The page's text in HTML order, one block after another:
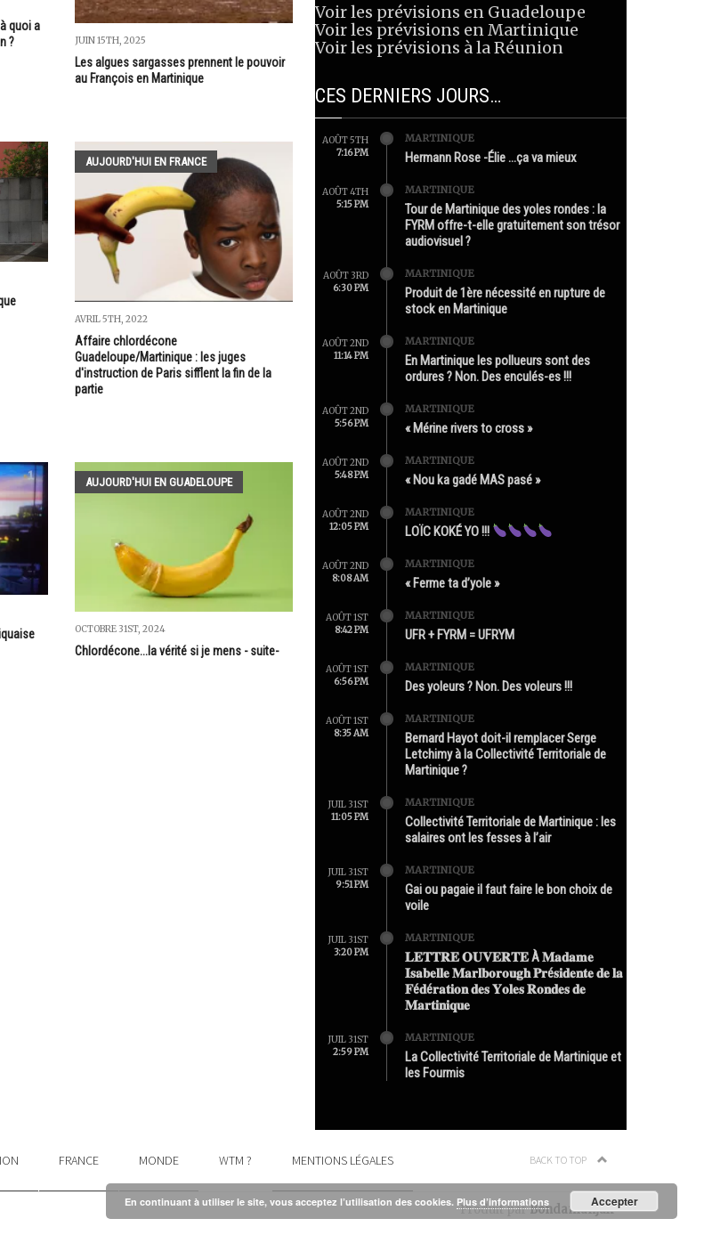
quoi a
?
JUIN 15TH, 2025
Les algues sargasses prennent le pouvoir
au François en Martinique
AUJOURD'HUI EN FRANCE
AVRIL 5TH, 2022
Affaire chlordécone
Guadeloupe/Martinique : les juges
d'instruction de Paris sifflent la fin de la
partie
AUJOURD'HUI EN GUADELOUPE
OCTOBRE 31ST, 2024
Chlordécone...la vérité si je mens - suite-
Voir les prévisions en Guadeloupe
Voir les prévisions en Martinique
Voir les prévisions à la Réunion
CES DERNIERS JOURS…
AOÛT 5TH
7:16 PM
MARTINIQUE
Hermann Rose -Élie …ça va mieux
AOÛT 4TH
5:15 PM
MARTINIQUE
Tour de Martinique des yoles rondes : la
FYRM offre-t-elle gratuitement son trésor
audiovisuel ?
AOÛT 3RD
6:30 PM
MARTINIQUE
Produit de 1ère nécessité en rupture de
stock en Martinique
AOÛT 2ND
11:14 PM
MARTINIQUE
En Martinique les pollueurs sont des
ordures ? Non. Des enculés-es !!!
AOÛT 2ND
5:56 PM
MARTINIQUE
« Mérine rivers to cross »
AOÛT 2ND
5:48 PM
MARTINIQUE
« Nou ka gadé MAS pasé »
AOÛT 2ND
12:05 PM
MARTINIQUE
LOÏC KOKÉ YO !!!
AOÛT 2ND
8:08 AM
MARTINIQUE
« Ferme ta d’yole »
AOÛT 1ST
8:42 PM
MARTINIQUE
UFR + FYRM = UFRYM
AOÛT 1ST
6:56 PM
MARTINIQUE
Des yoleurs ? Non. Des voleurs !!!
AOÛT 1ST
8:35 AM
MARTINIQUE
Bernard Hayot doit-il remplacer Serge
Letchimy à la Collectivité Territoriale de
Martinique ?
JUIL 31ST
11:05 PM
MARTINIQUE
Collectivité Territoriale de Martinique : les
salaires ont les fesses à l’air
JUIL 31ST
9:51 PM
MARTINIQUE
Gai ou pagaie il faut faire le bon choix de
voile
JUIL 31ST
3:20 PM
MARTINIQUE
𝐋𝐄𝐓𝐓𝐑𝐄 𝐎𝐔𝐕𝐄𝐑𝐓𝐄 À 𝐌𝐚𝐝𝐚𝐦𝐞
𝐈𝐬𝐚𝐛𝐞𝐥𝐥𝐞 𝐌𝐚𝐫𝐥𝐛𝐨𝐫𝐨𝐮𝐠𝐡 𝐏𝐫é𝐬𝐢𝐝𝐞𝐧𝐭𝐞 𝐝𝐞 𝐥𝐚
𝐅é𝐝é𝐫𝐚𝐭𝐢𝐨𝐧 𝐝𝐞𝐬 𝐘𝐨𝐥𝐞𝐬 𝐑𝐨𝐧𝐝𝐞𝐬 𝐝𝐞
𝐌𝐚𝐫𝐭𝐢𝐧𝐢𝐪𝐮𝐞
JUIL 31ST
2:59 PM
MARTINIQUE
La Collectivité Territoriale de Martinique et
les Fourmis
FRANCE MONDE WTM ? MENTIONS LÉGALES BACK TO TOP
Produit parBondamanjak
En continuant à utiliser le site, vous acceptez l’utilisation des cookies. Plus d’informations Accepter